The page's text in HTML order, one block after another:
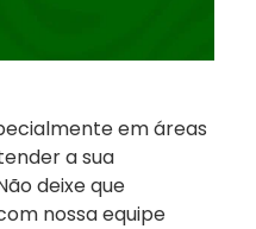
em áreas
a sua
deixe que
nossa equipe